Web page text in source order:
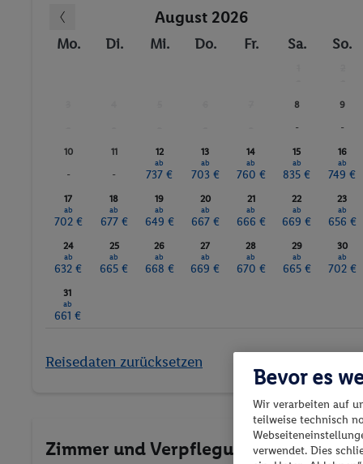
August 2026
Mo. Di. Mi. Do. Fr. Sa. So.
8
-
9
-
10
-
11
-
12
ab
737 €
13
ab
703 €
14
ab
760 €
15
ab
835 €
16
ab
749 €
17
ab
702 €
18
ab
677 €
19
ab
649 €
20
ab
667 €
21
ab
666 €
22
ab
669 €
23
ab
656 €
24
ab
632 €
25
ab
665 €
26
ab
668 €
27
ab
669 €
28
ab
670 €
29
ab
665 €
30
ab
702 €
31
ab
661 €
Reisedaten zurücksetzen
Zimmer und Verpflegung wählen
Bevor es
Wir verarbeiten auf
teilweise technisch
verwendet. Dies